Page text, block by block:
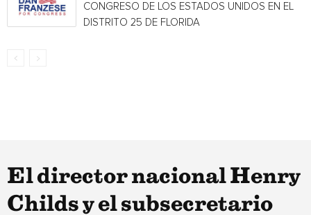
CONGRESO DE LOS ESTADOS UNIDOS EN EL
DISTRITO 25 DE FLORIDA
El director nacional Henry
Childs y el subsecretario